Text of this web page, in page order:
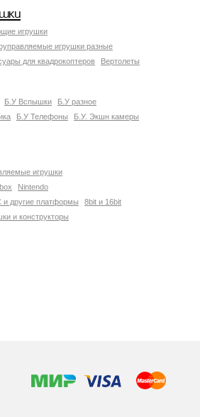
игрушки
игрушки разные
для квадрокоптеров Вертолеты
Б.У Вспышки
Б.У разное
Б.У Телефоны
Б.У. Экшн камеры
игрушки
Nintendo
и другие платформы
8bit и 16bit
и конструкторы